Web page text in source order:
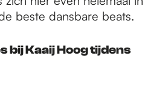
beste dansbare beats.
Kaaij Hoog tijdens